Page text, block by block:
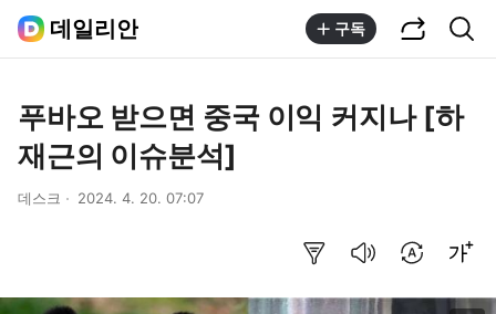
데일리안 구독
푸바오 받으면 중국 이익 커지나 [하
재근의 이슈분석]
데스크 2024. 4. 20. 07:07